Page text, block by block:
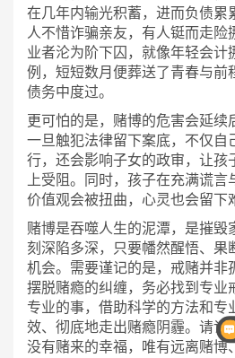
在几年内输光积蓄，进而负债累
人不惜诈骗亲友，有人铤而走险
业者沦为阶下囚，就像年轻会计
例，短短数月便葬送了青春与前
债务中度过。
更可怕的是，赌博的危害会延续
一旦触犯法律留下案底，不仅自
行，还会影响子女的政审，让孩
上受阻。同时，孩子在充满谎言
价值观会被扭曲，心灵也会留下
赌博是吞噬人生的泥潭，是摧毁
刻深陷多深，只要幡然醒悟、果
机会。需要谨记的是，戒赌并非
摆脱赌瘾的纠缠，务必找到专业
专业的事，借助科学的方法和专
效、彻底地走出赌瘾阴霾。请记
没有赌来的幸福，唯有远离赌博